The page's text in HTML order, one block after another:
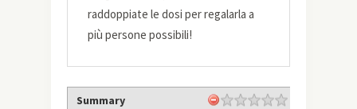
raddoppiate le dosi per regalarla a
più persone possibili!
Summary